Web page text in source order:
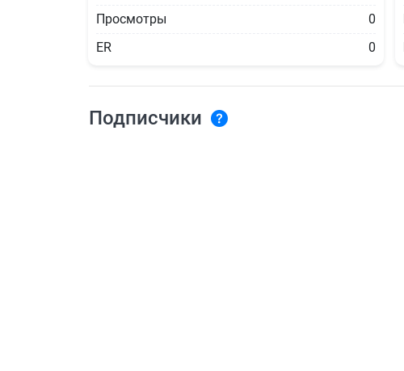
Просмотры
0
ER
0
Подписчики